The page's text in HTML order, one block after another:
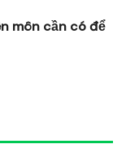
môn cần có để